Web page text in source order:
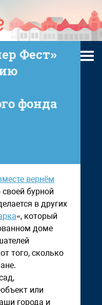
Фест»
фонда
вернём
бурной
в других
«, который
доме
того, сколько
или
города и